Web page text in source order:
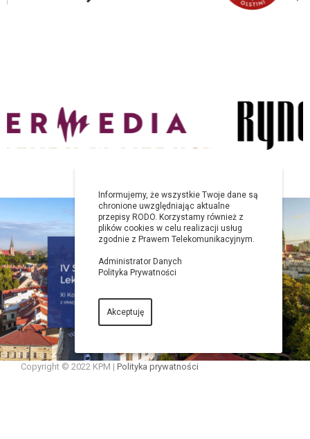
Copyright © 2022 KPM |
Realizacja: virtualmedia.pl
Informujemy, że wszystkie Twoje dane są
chronione uwzględniając aktualne
przepisy RODO. Korzystamy również z
plików cookies w celu realizacji usług
zgodnie z Prawem Telekomunikacyjnym.
Administrator Danych
Polityka Prywatności
Akceptuję